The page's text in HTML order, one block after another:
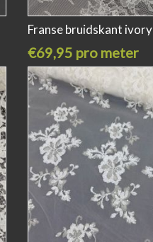
Franse bruidskant ivory
€69,95 pro meter